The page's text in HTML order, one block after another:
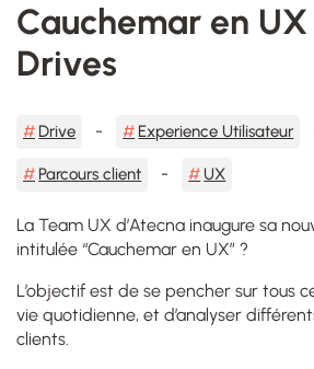
Cauchemar en UX
Drives
Drive Experience Utilisateur
Parcours client UX
La Team UX d’Atecna inaugure sa
intitulée “Cauchemar en UX” ?
L’objectif est de se pencher sur tous
vie quotidienne, et d’analyser
clients.